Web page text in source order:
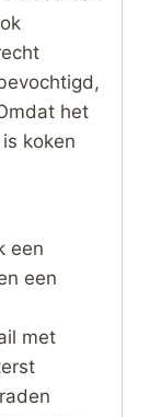
het
koken
een
een
met